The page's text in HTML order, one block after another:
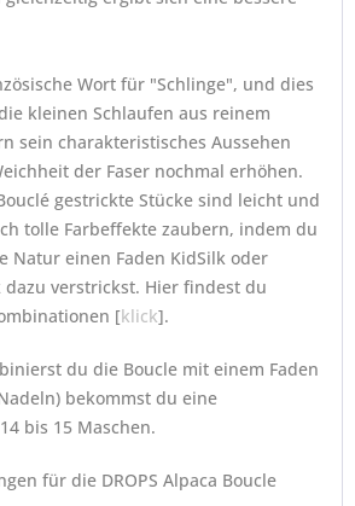
Wort für "Schlinge", und dies
kleinen Schlaufen aus reinem
sein charakteristisches Aussehen
der Faser nochmal erhöhen.
gestrickte Stücke sind leicht und
tolle Farbeffekte zaubern, indem du
Natur einen Faden KidSilk oder
dazu verstrickst. Hier findest du
[klick].
du die Boucle mit einem Faden
bekommst du eine
bis 15 Maschen.
für die DROPS Alpaca Boucle